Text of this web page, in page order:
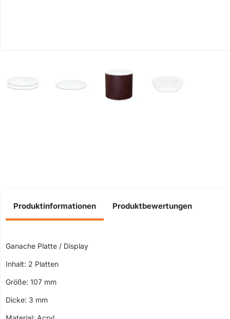
Produktinformationen Produktbewertungen
Ganache Platte / Display
Inhalt: 2 Platten
Größe: 107 mm
Dicke: 3 mm